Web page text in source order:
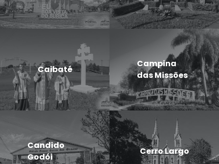
Caibaté
Campina
das Missões
Candido
Godói
Cerro Largo